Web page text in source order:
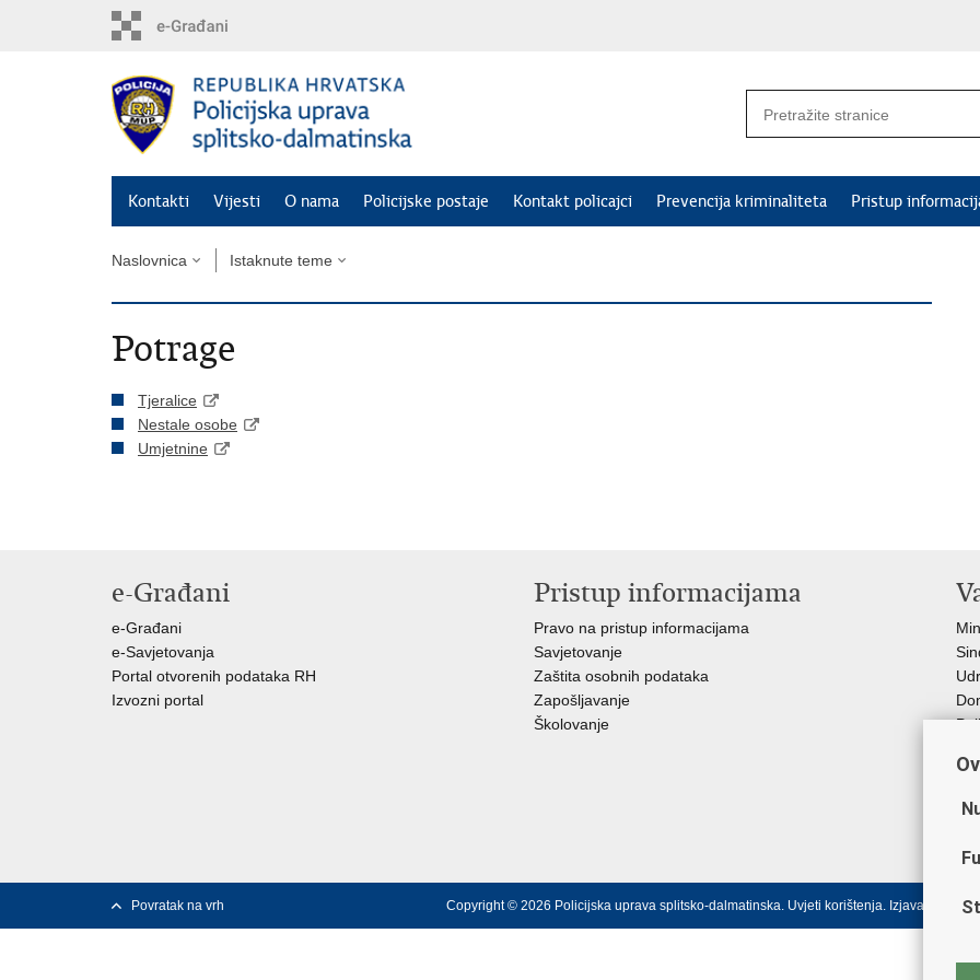
Kontakti Vijesti O nama Policijske postaje Kontakt policajci Prevencija kriminaliteta Pristup
Naslovnica Istaknute teme
Potrage
Tjeralice
Nestale osobe
Umjetnine
e-Građani
e-Građani
e-Savjetovanja
Portal otvorenih podataka RH
Izvozni portal
Pristup informacijama
Pravo na pristup informacijama
Savjetovanje
Zaštita osobnih podataka
Zapošljavanje
Školovanje
Povratak na vrh Copyright © 2026 Policijska uprava splitsko-dalmatinska. Uvjeti korištenja. Izjava o